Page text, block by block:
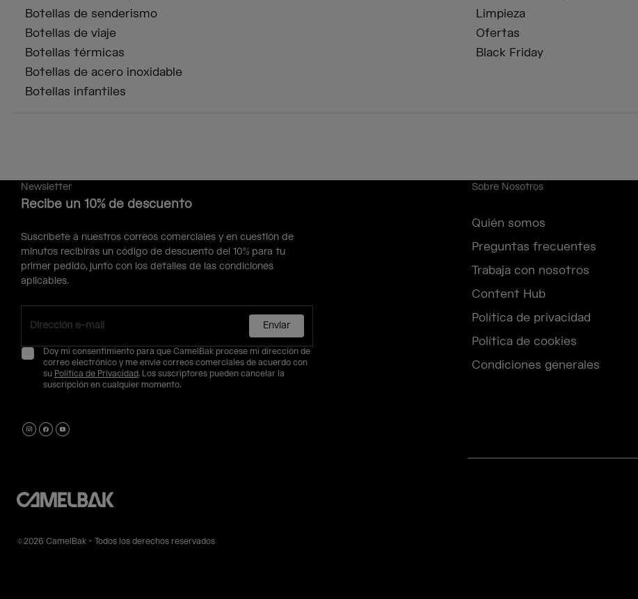
Botellas de senderismo
Botellas de viaje
Botellas térmicas
Botellas de acero inoxidable
Botellas infantiles
Limpieza
Ofertas
Black Friday
Newsletter
Recibe un 10% de descuento
Suscríbete a nuestros correos comerciales y en cuestión de
minutos recibirás un código de descuento del 10% para tu
primer pedido, junto con los detalles de las condiciones
aplicables.
Enviar
Doy mi consentimiento para que CamelBak procese mi dirección de
correo electrónico y me envíe correos comerciales de acuerdo con
su Política de Privacidad. Los suscriptores pueden cancelar la
suscripción en cualquier momento.
Sobre Nosotros
Quién somos
Preguntas frecuentes
Trabaja con nosotros
Content Hub
Política de privacidad
Política de cookies
Condiciones generales
©2026 CamelBak - Todos los derechos reservados